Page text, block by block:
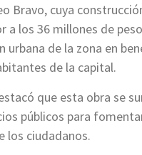
Bravo, cuya
a los 36 millones de
urbana de la zona en
de la capital.
que esta obra se
públicos para
los ciudadanos.